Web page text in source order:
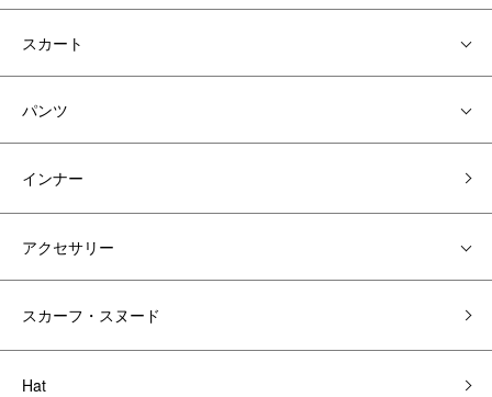
スカート
パンツ
インナー
アクセサリー
スカーフ・スヌード
Hat